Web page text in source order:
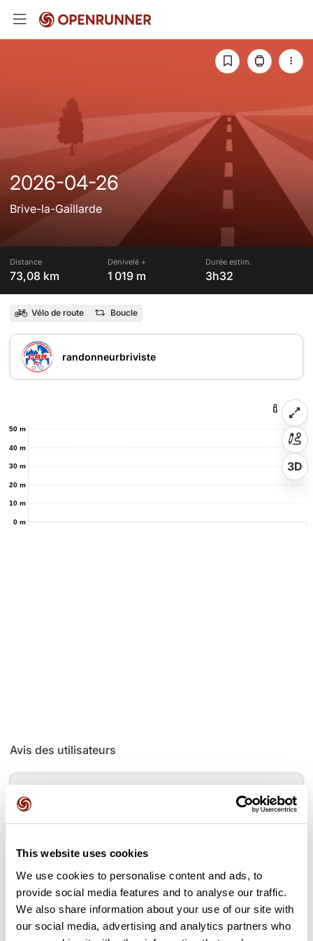
This website uses cookies
We use cookies to personalise content and ads, to
provide social media features and to analyse our traffic.
We also share information about your use of our site with
our social media, advertising and analytics partners who
2026-04-26
Brive-la-Gaillarde
Distance
73,08 km
Dénivelé +
1 019 m
Durée estim.
3h32
Vélo de route Boucle
randonneurbriviste
0 m
10 m
20 m
30 m
40 m
50 m
3D
Avis des utilisateurs
Ajouter un avis
Cols le long du parcours